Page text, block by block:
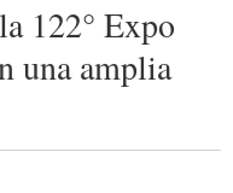
122° Expo
una amplia